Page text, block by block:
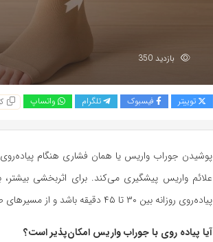
بازدید 350
توییتر فیسبوک تلگرام واتساپ
پوشیدن جوراب واریس یا همان فشاری هنگام
علائم واریس پیشگیری می‌کند. برای اثربخشی
پیاده‌روی روزانه بین ۳۰ تا ۴۵ دقیقه باشد و از مسیرهای صاف استفاده شود.
آیا پیاده‌ روی با جوراب واریس امکان‌پذیر است؟